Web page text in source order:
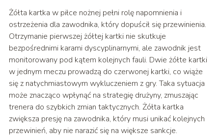
Żółta kartka w piłce nożnej pełni rolę napomnienia i
ostrzeżenia dla zawodnika, który dopuścił się przewinienia.
Otrzymanie pierwszej żółtej kartki nie skutkuje
bezpośrednimi karami dyscyplinarnymi, ale zawodnik jest
monitorowany pod kątem kolejnych fauli. Dwie żółte kartki
w jednym meczu prowadzą do czerwonej kartki, co wiąże
się z natychmiastowym wykluczeniem z gry. Taka sytuacja
może znacząco wpłynąć na strategię drużyny, zmuszając
trenera do szybkich zmian taktycznych. Żółta kartka
zwiększa presję na zawodnika, który musi unikać kolejnych
przewinień, aby nie narazić się na większe sankcje.